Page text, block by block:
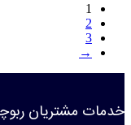
1
2
3
→
خدمات مشتریان